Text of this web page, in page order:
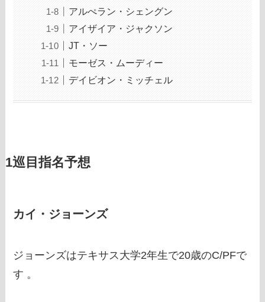
アルぺラン・シェングン
アイザイア・ジャクソン
JT・ソー
モーゼス・ムーディー
デイビオン・ミッチェル
1巡目指名予想
カイ・ジョーンズ
ジョーンズはテキサス大学2年生で20歳のC/PFで
す 。